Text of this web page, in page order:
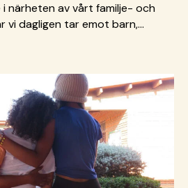
närheten av vårt familje- och
vi dagligen tar emot barn,